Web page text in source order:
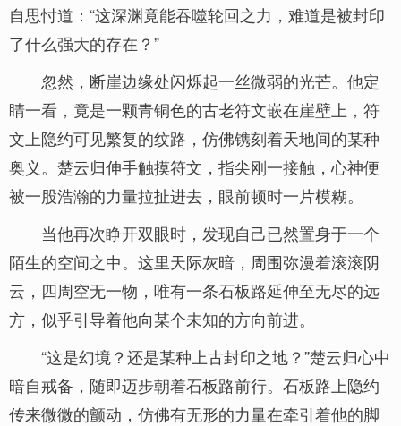
自思忖道：“这深渊竟能吞噬轮回之力，难道是被封印
了什么强大的存在？”
忽然，断崖边缘处闪烁起一丝微弱的光芒。他定
睛一看，竟是一颗青铜色的古老符文嵌在崖壁上，符
文上隐约可见繁复的纹路，仿佛镌刻着天地间的某种
奥义。楚云归伸手触摸符文，指尖刚一接触，心神便
被一股浩瀚的力量拉扯进去，眼前顿时一片模糊。
当他再次睁开双眼时，发现自己已然置身于一个
陌生的空间之中。这里天际灰暗，周围弥漫着滚滚阴
云，四周空无一物，唯有一条石板路延伸至无尽的远
方，似乎引导着他向某个未知的方向前进。
“这是幻境？还是某种上古封印之地？”楚云归心中
暗自戒备，随即迈步朝着石板路前行。石板路上隐约
传来微微的颤动，仿佛有无形的力量在牵引着他的脚